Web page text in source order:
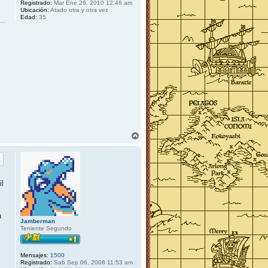
Registrado: Mar Ene 26, 2010 12:46 am
Ubicación: Atado otra y otra vez
Edad: 35
Jamberman
Teniente Segundo
Mensajes: 1500
Registrado: Sab Sep 06, 2008 11:53 am